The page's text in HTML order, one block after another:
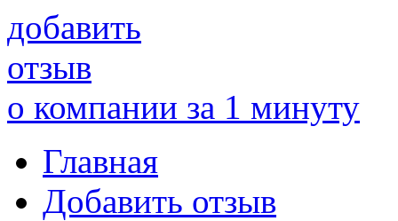
добавить
отзыв
о компании за 1 минуту
Главная
Добавить отзыв